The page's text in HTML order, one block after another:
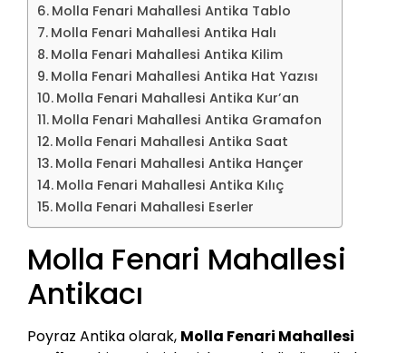
Molla Fenari Mahallesi Antika Tablo
Molla Fenari Mahallesi Antika Halı
Molla Fenari Mahallesi Antika Kilim
Molla Fenari Mahallesi Antika Hat Yazısı
Molla Fenari Mahallesi Antika Kur’an
Molla Fenari Mahallesi Antika Gramafon
Molla Fenari Mahallesi Antika Saat
Molla Fenari Mahallesi Antika Hançer
Molla Fenari Mahallesi Antika Kılıç
Molla Fenari Mahallesi Eserler
Molla Fenari Mahallesi
Antikacı
Poyraz Antika olarak, Molla Fenari Mahallesi